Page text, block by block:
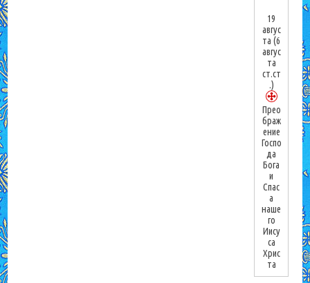
19
авгус
та(6
авгус
та
ст.ст
.)
Прео
браж
ение
Госпо
да
Бога
и
Спас
а
наше
го
Иису
са
Хрис
та